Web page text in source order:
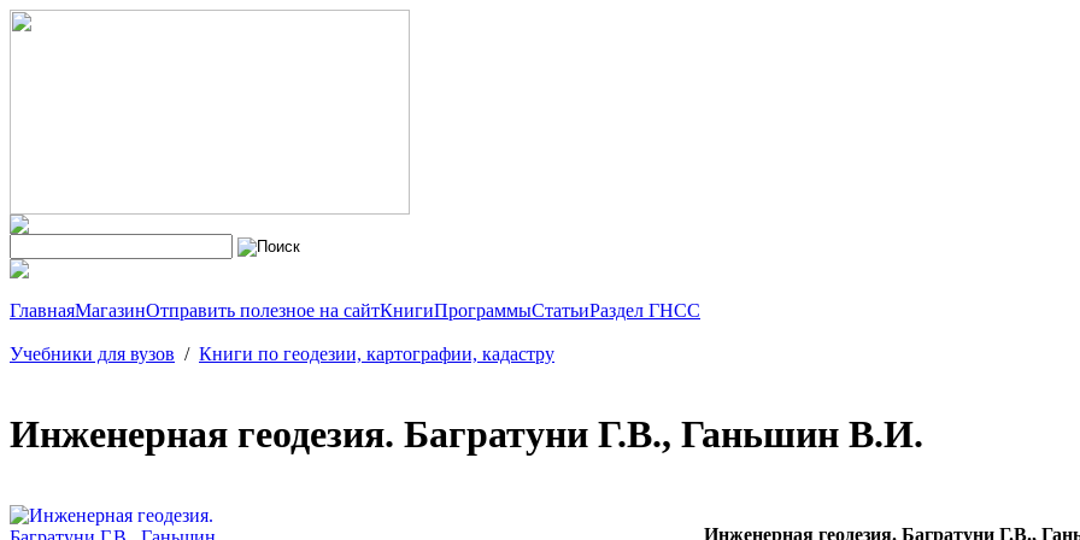
ГлавнаяМагазинОтправить полезное на сайтКнигиПрограммыСтатьиРаздел ГНСС
Учебники для вузов / Книги по геодезии, картографии, кадастру
Инженерная геодезия. Багратуни Г.В., Ганьшин В.И.
Инженерная геодезия. Багратуни Г.В.,